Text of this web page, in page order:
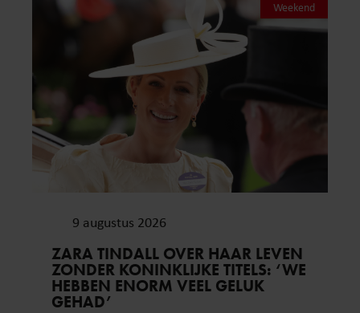
Weekend
9 augustus 2026
ZARA TINDALL OVER HAAR LEVEN
ZONDER KONINKLIJKE TITELS: ‘WE
HEBBEN ENORM VEEL GELUK
GEHAD’